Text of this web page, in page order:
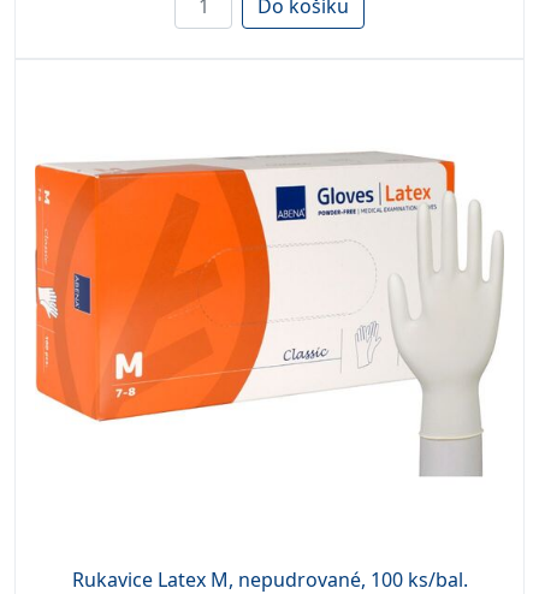
Do košíku
Rukavice Latex M, nepudrované, 100 ks/bal.